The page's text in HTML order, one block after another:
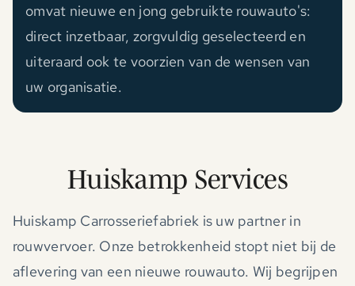
omvat nieuwe en jong gebruikte rouwauto's:
direct inzetbaar, zorgvuldig geselecteerd en
uiteraard ook te voorzien van de wensen van
uw organisatie.
Huiskamp Services
Huiskamp Carrosseriefabriek is uw partner in
rouwvervoer. Onze betrokkenheid stopt niet bij de
aflevering van een nieuwe rouwauto. Wij begrijpen